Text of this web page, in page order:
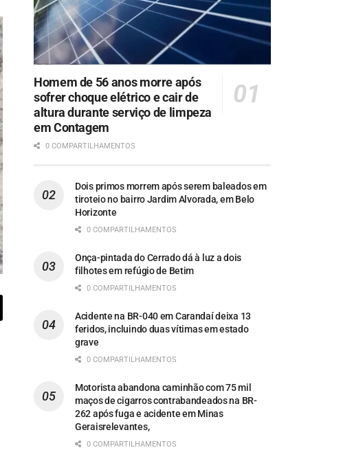
Homem de 56 anos morre após
sofrer choque elétrico e cair de
altura durante serviço de limpeza
em Contagem
0 COMPARTILHAMENTOS
Dois primos morrem após serem baleados em
tiroteio no bairro Jardim Alvorada, em Belo
Horizonte
0 COMPARTILHAMENTOS
Onça-pintada do Cerrado dá à luz a dois
filhotes em refúgio de Betim
0 COMPARTILHAMENTOS
Acidente na BR-040 em Carandaí deixa 13
feridos, incluindo duas vítimas em estado
grave
0 COMPARTILHAMENTOS
Motorista abandona caminhão com 75 mil
maços de cigarros contrabandeados na BR-
262 após fuga e acidente em Minas
Geraisrelevantes,
0 COMPARTILHAMENTOS